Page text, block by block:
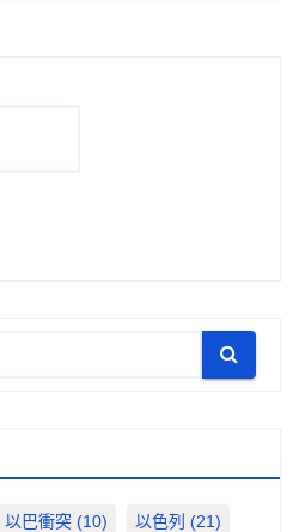
以巴衝突 (10) 以色列 (21)